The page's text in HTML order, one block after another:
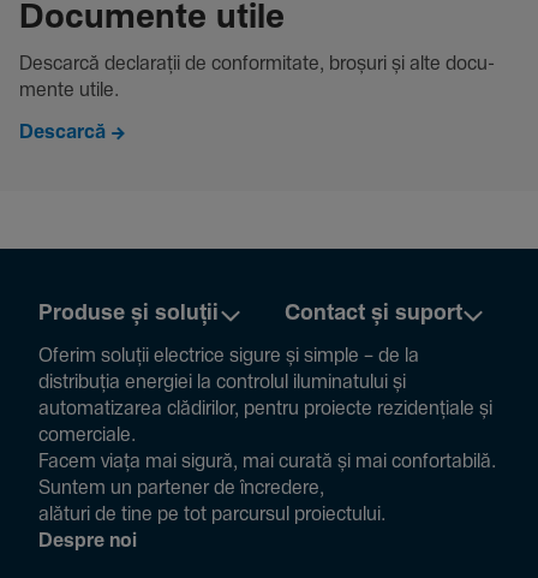
Docu­mente utile
Descarcă decla­rații de conformitate, broșuri și alte docu­
mente utile.
Descarcă
Produse și soluții Contact și suport
Oferim soluții electrice sigure și simple – de la
distribuția energiei la controlul ilumi­na­tului și
auto­ma­ti­zarea clădi­rilor, pentru proiecte rezi­den­țiale și
comer­ciale.
Facem viața mai sigură, mai curată și mai confor­ta­bilă.
Suntem un partener de încre­dere,
alături de tine pe tot parcursul proiec­tului.
Despre noi